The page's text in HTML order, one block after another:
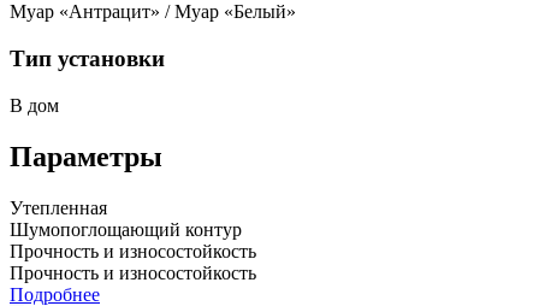
Муар «Антрацит» / Муар «Белый»
Тип установки
В дом
Параметры
Утепленная
Шумопоглощающий контур
Прочность и износостойкость
Прочность и износостойкость
Подробнее